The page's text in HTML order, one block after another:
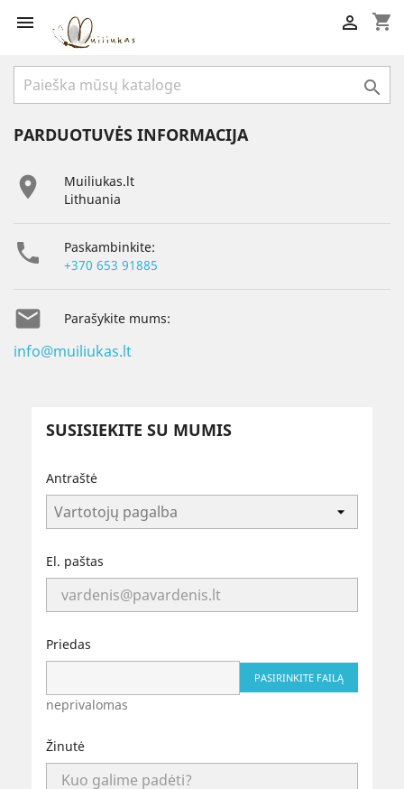
 shopping_cart


PARDUOTUVĖS INFORMACIJA

Muiliukas.lt
Lithuania

Paskambinkite:
+370 653 91885
 Parašykite mums:
info@muiliukas.lt
SUSISIEKITE SU MUMIS
Antraštė
El. paštas
Priedas
PASIRINKITE FAILĄ
neprivalomas
Žinutė